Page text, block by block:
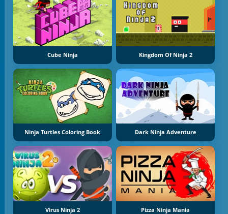
Cube Ninja Kingdom Of Ninja 2
Ninja Turtles Coloring Book Dark Ninja Adventure
Virus Ninja 2 Pizza Ninja Mania